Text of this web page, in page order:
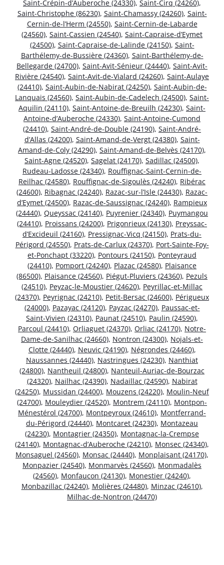
Saint-Crépin-d’Auberoche (24330), Saint-Cirq (24260),
Saint-Christophe (86230), Saint-Chamassy (24260), Saint-
Cernin-de-l’Herm (24550), Saint-Cernin-de-Labarde
(24560), Saint-Cassien (24540), Saint-Capraise-d’Eymet
(24500), Saint-Capraise-de-Lalinde (24150), Saint-
Barthélemy-de-Bussière (24360), Saint-Barthélemy-de-
Bellegarde (24700), Saint-Avit-Sénieur (24440), Saint-Avit-
Rivière (24540), Saint-Avit-de-Vialard (24260), Saint-Aulaye
(24410), Saint-Aubin-de-Nabirat (24250), Saint-Aubin-de-
Lanquais (24560), Saint-Aubin-de-Cadelech (24500), Saint-
Aquilin (24110), Saint-Antoine-de-Breuilh (24230), Saint-
Antoine-d’Auberoche (24330), Saint-Antoine-Cumond
(24410), Saint-André-de-Double (24190), Saint-André-
d’Allas (24200), Saint-Amand-de-Vergt (24380), Saint-
Amand-de-Coly (24290), Saint-Amand-de-Belvès (24170),
Saint-Agne (24520), Sagelat (24170), Sadillac (24500),
Rudeau-Ladosse (24340), Rouffignac-Saint-Cernin-de-
Reilhac (24580), Rouffignac-de-Sigoulès (24240), Ribérac
(24600), Ribagnac (24240), Razac-sur-l’Isle (24430), Razac-
d’Eymet (24500), Razac-de-Saussignac (24240), Rampieux
(24440), Queyssac (24140), Puyrenier (24340), Puymangou
(24410), Proissans (24200), Prigonrieux (24130), Preyssac-
d’Excideuil (24160), Pressignac-Vicq (24150), Prats-du-
Périgord (24550), Prats-de-Carlux (24370), Port-Sainte-Foy-
et-Ponchapt (33220), Pontours (24150), Ponteyraud
(24410), Pomport (24240), Plazac (24580), Plaisance
(86500), Plaisance (24560), Piégut-Pluviers (24360), Pezuls
(24510), Peyzac-le-Moustier (24620), Peyrillac-et-Millac
(24370), Peyrignac (24210), Petit-Bersac (24600), Périgueux
(24000), Pazayac (24120), Payzac (24270), Paussac-et-
Saint-Vivien (24310), Paunat (24510), Paulin (24590),
Parcoul (24410), Orliaguet (24370), Orliac (24170), Notre-
Dame-de-Sanilhac (24660), Nontron (24300), Nojals-et-
Clotte (24440), Neuvic (24190), Négrondes (24460),
Naussannes (24440), Nastringues (24230), Nanthiat
(24800), Nantheuil (24800), Nanteuil-Auriac-de-Bourzac
(24320), Nailhac (24390), Nadaillac (24590), Nabirat
(24250), Mussidan (24400), Mouzens (24220), Moulin-Neuf
(24700), Mouleydier (24520), Montrem (24110), Montpon-
Ménestérol (24700), Montpeyroux (24610), Montferrand-
du-Périgord (24440), Montcaret (24230), Montazeau
(24230), Montagrier (24350), Montagnac-la-Crempse
(24140), Montagnac-d’Auberoche (24210), Monsec (24340),
Monsaguel (24560), Monsac (24440), Monplaisant (24170),
Monpazier (24540), Monmarvès (24560), Monmadalès
(24560), Monfaucon (24130), Monestier (24240),
Monbazillac (24240), Molières (24480), Minzac (24610),
Milhac-de-Nontron (24470)